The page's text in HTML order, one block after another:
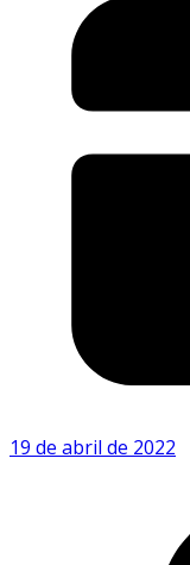
19 de abril de 2022